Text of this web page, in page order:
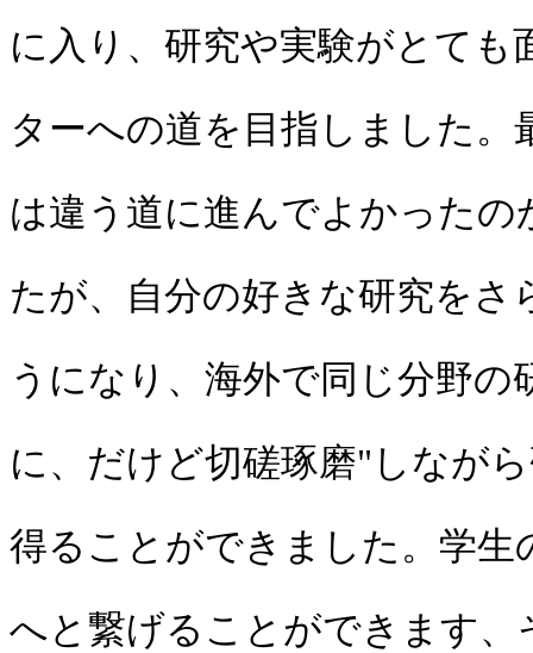
に入り、研究や実験がとて
ターへの道を目指しました
は違う道に進んでよかった
たが、自分の好きな研究を
うになり、海外で同じ分野
に、だけど切磋琢磨"しなが
得ることができました。学生
へと繋げることができます